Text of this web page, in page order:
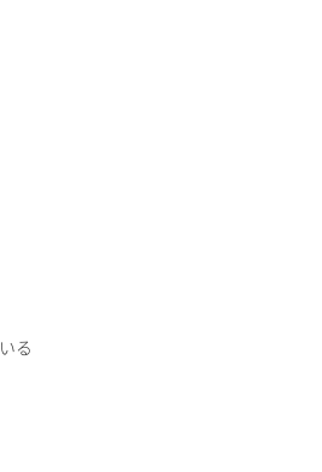
る